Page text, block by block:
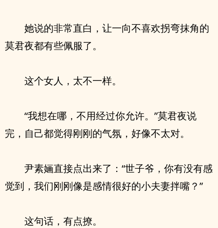
她说的非常直白，让一向不喜欢拐弯抹角的
莫君夜都有些佩服了。
这个女人，太不一样。
“我想在哪，不用经过你允许。”莫君夜说
完，自己都觉得刚刚的气氛，好像不太对。
尹素婳直接点出来了：“世子爷，你有没有感
觉到，我们刚刚像是感情很好的小夫妻拌嘴？”
这句话，有点撩。